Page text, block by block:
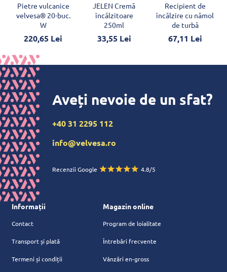
Pietre vulcanice
velvesa® 20-buc.
W
220,65 Lei
JELEN Cremă
încălzitoare
250ml
33,55 Lei
Recipient de
încălzire cu nămol
de turbă
67,11 Lei
Aveți nevoie de un sfat?
+40 31 2295 112
info@velvesa.ro
Recenzii Google 4.8/5
Informații
Contact
Transport și plată
Termeni și condiții
Magazin online
Program de loialitate
Întrebări frecvente
Vânzări en-gross